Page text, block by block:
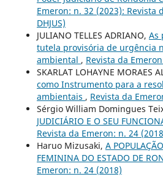
Emeron: n. 32 (2023): Revista
DHJUS)
JULIANO TELLES ADRIANO, As
tutela provisória de urgência
ambiental , Revista da
SKARLAT LOHAYNE MORAES
como Instrumento para a
ambientais , Revista da
Sérgio William Domingues
JUDICIÁRIO E O SEU
Revista da Emeron: n. 24
Haruo Mizusaki, A
FEMININA DO ESTADO DE
Emeron: n. 24 (2018)